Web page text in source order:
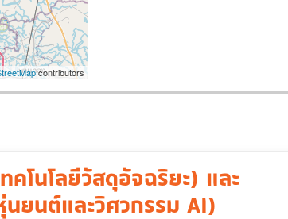
contributors
โนโลยีวัสดุอัจฉริยะ) และ
ยนต์และวิศวกรรม AI)‎